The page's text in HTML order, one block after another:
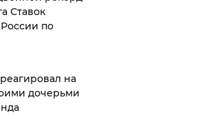
Ставок
по
на
дочерьми